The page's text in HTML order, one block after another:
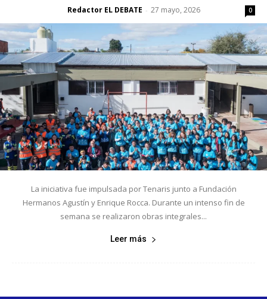
Redactor EL DEBATE - 27 mayo, 2026 0
La iniciativa fue impulsada por Tenaris junto a Fundación
Hermanos Agustín y Enrique Rocca. Durante un intenso fin de
semana se realizaron obras integrales...
Leer más